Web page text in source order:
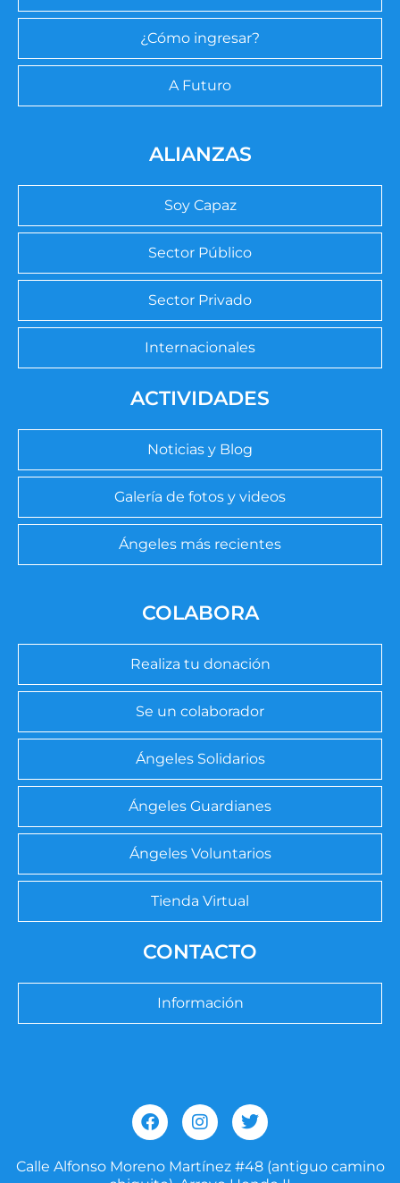
¿Cómo ingresar?
A Futuro
ALIANZAS
Soy Capaz
Sector Público
Sector Privado
Internacionales
ACTIVIDADES
Noticias y Blog
Galería de fotos y videos
Ángeles más recientes
COLABORA
Realiza tu donación
Se un colaborador
Ángeles Solidarios
Ángeles Guardianes
Ángeles Voluntarios
Tienda Virtual
CONTACTO
Información
F
a
e
I
n
t
T
w
t
Calle Alfonso Moreno Martínez #48 (antiguo camino